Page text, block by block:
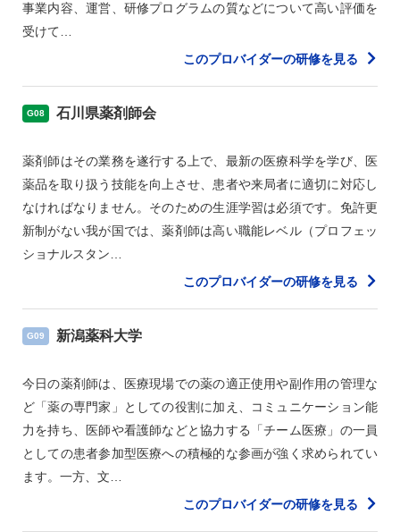
事業内容、運営、研修プログラムの質などについて高い評価を
受けて…
このプロバイダーの研修を見る
G08 石川県薬剤師会
薬剤師はその業務を遂行する上で、最新の医療科学を学び、医
薬品を取り扱う技能を向上させ、患者や来局者に適切に対応し
なければなりません。そのための生涯学習は必須です。免許更
新制がない我が国では、薬剤師は高い職能レベル（プロフェッ
ショナルスタン…
このプロバイダーの研修を見る
G09 新潟薬科大学
今日の薬剤師は、医療現場での薬の適正使用や副作用の管理な
ど「薬の専門家」としての役割に加え、コミュニケーション能
力を持ち、医師や看護師などと協力する「チーム医療」の一員
としての患者参加型医療への積極的な参画が強く求められてい
ます。一方、文…
このプロバイダーの研修を見る